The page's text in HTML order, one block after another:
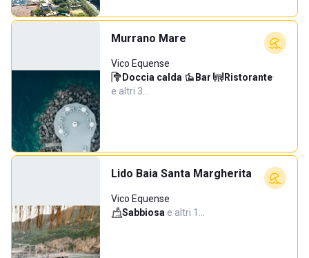
Murrano Mare
Vico Equense
Doccia calda· Bar· Ristorante·
e altri 3…
Lido Baia Santa Margherita
Vico Equense
Sabbiosa·e altri 1…